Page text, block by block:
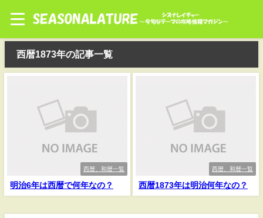
西暦1873年の記事一覧
西暦、和暦一覧
明治6年は西暦で何年なの？
西暦、和暦一覧
西暦1873年は明治何年なの？